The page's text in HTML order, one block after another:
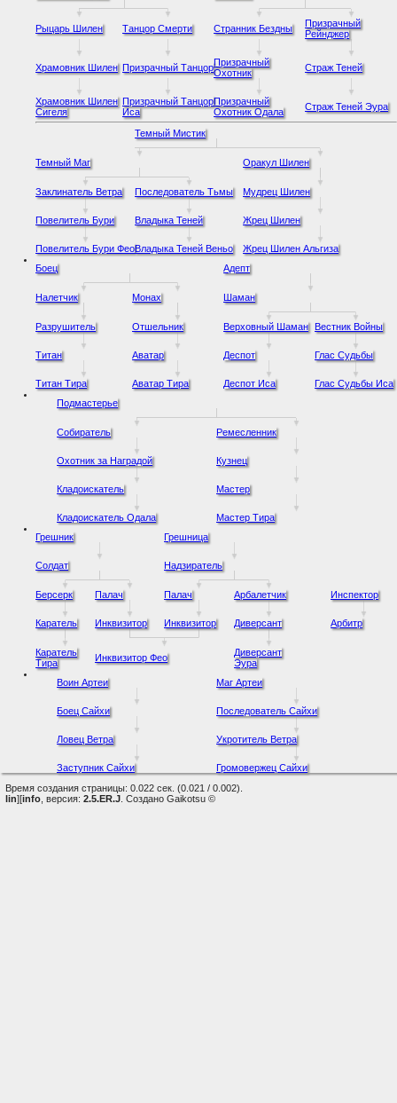
Рыцарь Шилен Танцор Смерти Странник Бездны
Призрачный
Рейнджер
Храмовник Шилен Призрачный ТанцорПризрачный
Охотник
Страж Теней
Храмовник Шилен
Сигеля
Призрачный Танцор
Иса
Призрачный
Охотник Одала
Страж Теней Эура
Темный Мистик
Темный Маг Оракул Шилен
Заклинатель Ветра Последователь Тьмы Мудрец Шилен
Повелитель Бури Владыка Теней Жрец Шилен
Повелитель Бури ФеоВладыка Теней Веньо
Жрец Шилен Альгиза
Боец
Адепт
Налетчик Монах Шаман
Разрушитель Отшельник Верховный Шаман Вестник Войны
Титан Аватар Деспот Глас Судьбы
Титан Тира Аватар Тира Деспот Иса
Глас Судьбы Иса
Подмастерье
Собиратель Ремесленник
Охотник за Наградой Кузнец
Кладоискатель Мастер
Кладоискатель Одала
Мастер Тира
Грешник
Грешница
Солдат Надзиратель
Берсерк Палач Палач Арбалетчик Инспектор
Каратель Инквизитор Инквизитор Диверсант Арбитр
Каратель
Тира
Инквизитор Фео
Диверсант
Эура
Воин Артеи
Маг Артеи
Боец Сайхи Последователь Сайхи
Ловец Ветра Укротитель Ветра
Заступник Сайхи
Громовержец Сайхи
Время создания страницы: 0.022 сек. (0.021 / 0.002).
lin][info , версия: 2.5.ER.J . Создано Gaikotsu ©